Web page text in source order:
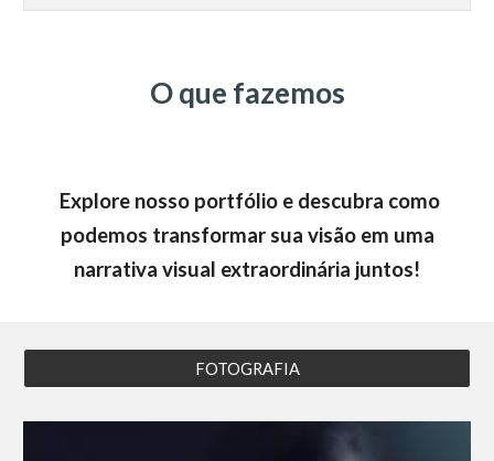
O que fazemos
Explore nosso portfólio e descubra como
podemos transformar sua visão em uma
narrativa visual extraordinária juntos!
FOTOGRAFIA